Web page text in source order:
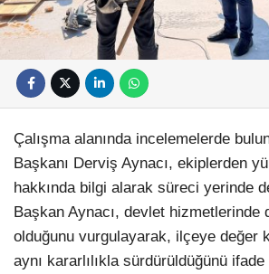
Çalışma alanında incelemelerde
Başkanı Derviş Aynacı, ekiplerden
hakkında bilgi alarak süreci yerinde
Başkan Aynacı, devlet hizmetlerinde
olduğunu vurgulayarak, ilçeye değer
aynı kararlılıkla sürdürüldüğünü